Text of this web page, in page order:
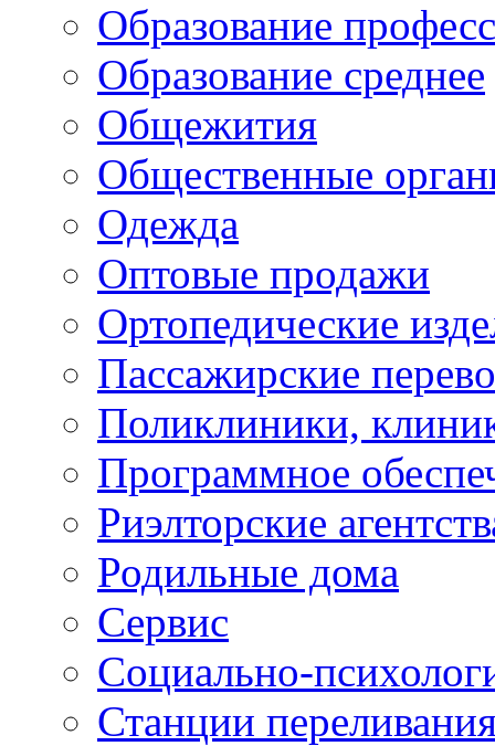
Образование
Образование среднее
Общежития
Общественные
Одежда
Оптовые продажи
Ортопедические
Пассажирские
Поликлиники,
Программное
Риэлторские
Родильные дома
Сервис
Социально-
Станции